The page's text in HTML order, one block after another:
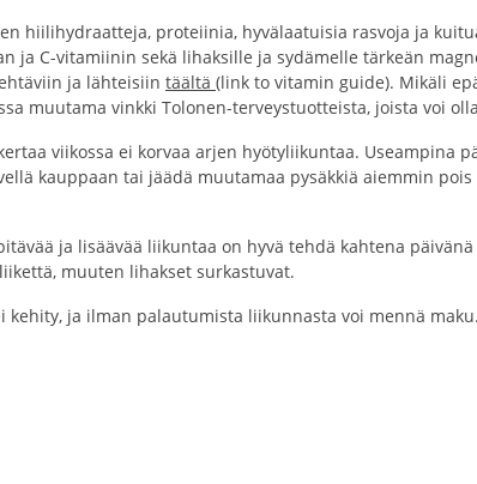
hiilihydraatteja, proteiinia, hyvälaatuisia rasvoja ja
ja C-vitamiinin sekä lihaksille ja sydämelle tärkeän
ja lähteisiin täältä (link to vitamin guide). Mikäli
lopussa muutama vinkki Tolonen-
viikossa ei korvaa arjen hyötyliikuntaa. Useampina
kävellä kauppaan tai jäädä muutamaa
ja lisäävää liikuntaa on hyvä tehdä kahtena
liikettä, muuten lihakset surkastuvat.
ja ilman palautumista liikunnasta voi mennä